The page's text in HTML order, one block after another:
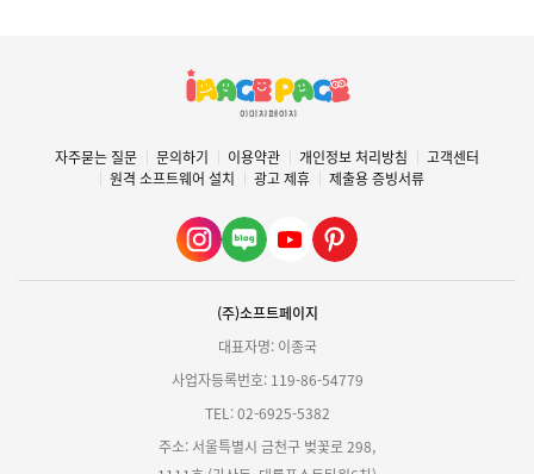
자주묻는 질문 문의하기 이용약관 개인정보 처리방침
고객센터
원격 소프트웨어 설치
광고 제휴 제출용 증빙서류
(주)소프트페이지
대표자명: 이종국
사업자등록번호: 119-86-54779
TEL: 02-6925-5382
주소: 서울특별시 금천구 벚꽃로 298,